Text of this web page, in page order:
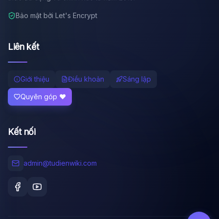
Bảo mật bởi Let's Encrypt
Liên kết
Giới thiệu Điều khoản Sáng lập
Quyên góp ❤️
Kết nối
admin@tudienwiki.com